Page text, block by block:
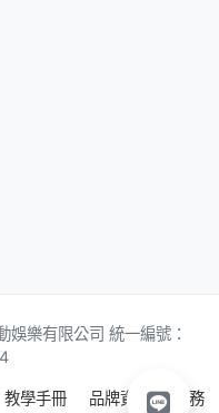
樂有限公司 統一編號：
教學手冊 品牌資源
服務